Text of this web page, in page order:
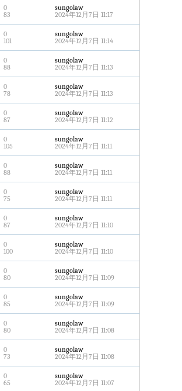
0
83
sungolaw
2024年12月7日 11:17
0
101
sungolaw
2024年12月7日 11:14
0
88
sungolaw
2024年12月7日 11:13
0
78
sungolaw
2024年12月7日 11:13
0
87
sungolaw
2024年12月7日 11:12
0
105
sungolaw
2024年12月7日 11:11
0
88
sungolaw
2024年12月7日 11:11
0
75
sungolaw
2024年12月7日 11:11
0
87
sungolaw
2024年12月7日 11:10
0
100
sungolaw
2024年12月7日 11:10
0
80
sungolaw
2024年12月7日 11:09
0
85
sungolaw
2024年12月7日 11:09
0
80
sungolaw
2024年12月7日 11:08
0
73
sungolaw
2024年12月7日 11:08
0
65
sungolaw
2024年12月7日 11:07